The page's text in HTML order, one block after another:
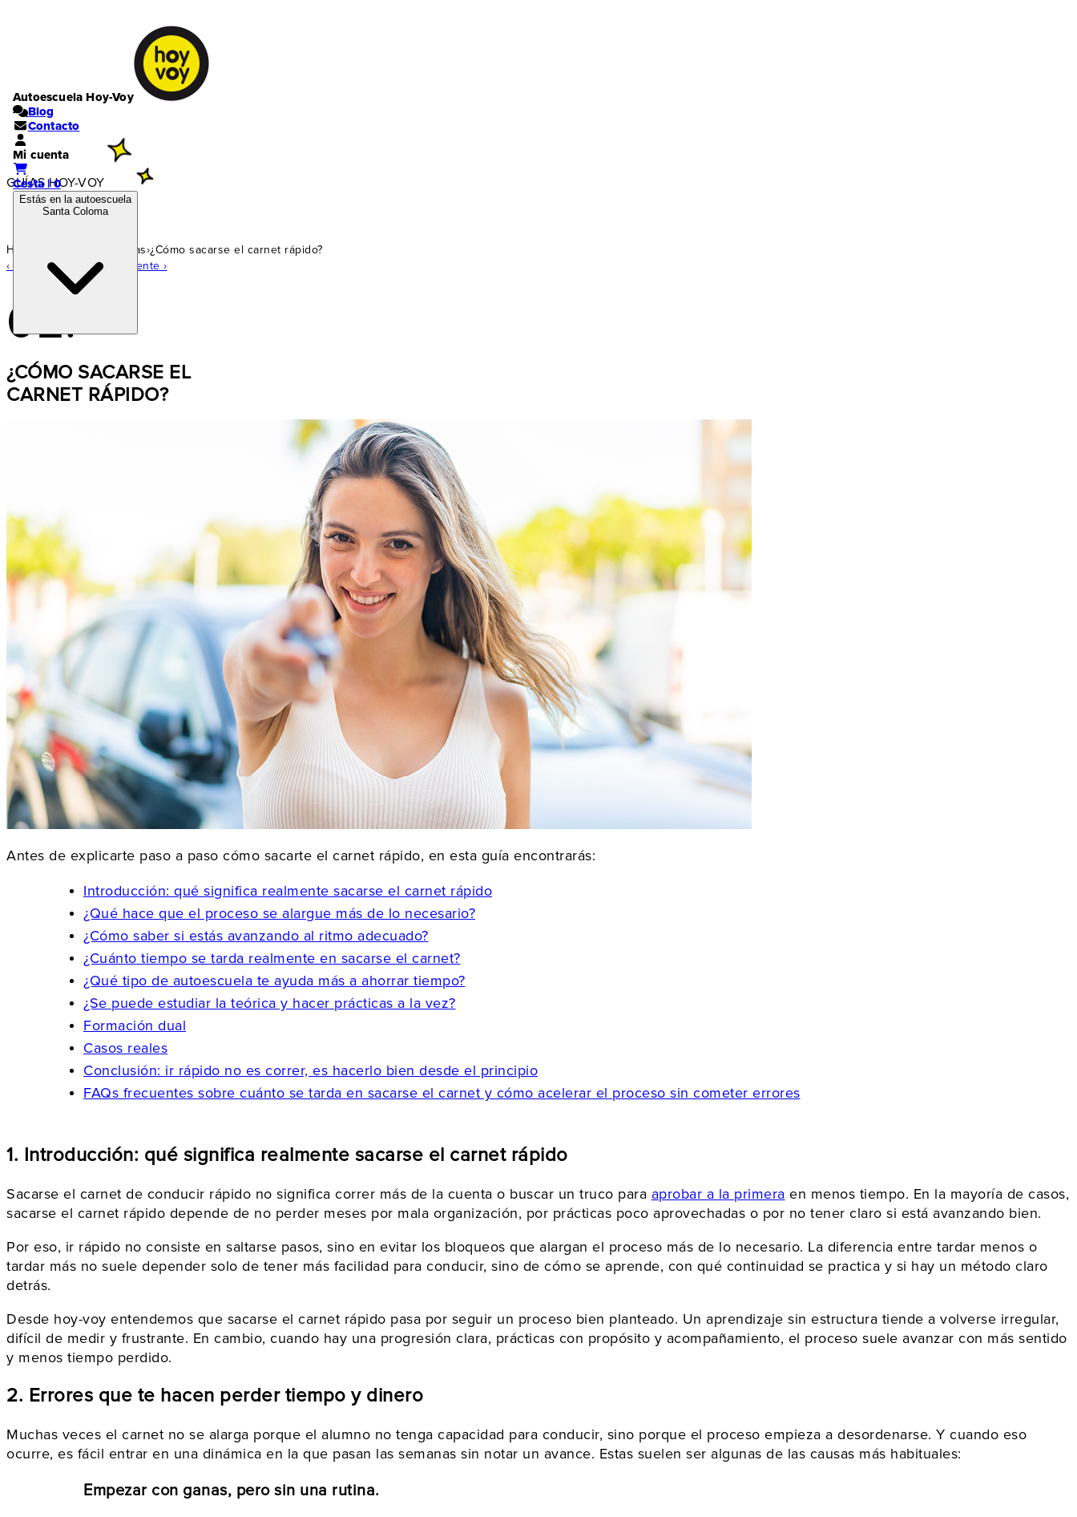
Autoescuela Hoy-Voy
Blog
Contacto
Mi cuenta
Cesta | 0
Estás en la autoescuela
Santa Coloma
GUÍAS HOY-VOY
Home Guías›¿Cómo sacarse el carnet rápido?
‹ Guía anterior
Guía siguiente ›
02.
¿CÓMO SACARSE EL
CARNET RÁPIDO?
Antes de explicarte paso a paso cómo sacarte el carnet rápido, en esta guía encontrarás:
Introducción: qué significa realmente sacarse el carnet rápido
¿Qué hace que el proceso se alargue más de lo necesario?
¿Cómo saber si estás avanzando al ritmo adecuado?
¿Cuánto tiempo se tarda realmente en sacarse el carnet?
¿Qué tipo de autoescuela te ayuda más a ahorrar tiempo?
¿Se puede estudiar la teórica y hacer prácticas a la vez?
Formación dual
Casos reales
Conclusión: ir rápido no es correr, es hacerlo bien desde el principio
FAQs frecuentes sobre cuánto se tarda en sacarse el carnet y cómo acelerar el proceso sin cometer errores
1. Introducción: qué significa realmente sacarse el carnet rápido
Sacarse el carnet de conducir rápido no significa correr más de la cuenta o buscar un truco para aprobar a la primera en menos tiempo. En la mayoría de casos,
sacarse el carnet rápido depende de no perder meses por mala organización, por prácticas poco aprovechadas o por no tener claro si está avanzando bien.
Por eso, ir rápido no consiste en saltarse pasos, sino en evitar los bloqueos que alargan el proceso más de lo necesario. La diferencia entre tardar menos o
tardar más no suele depender solo de tener más facilidad para conducir, sino de cómo se aprende, con qué continuidad se practica y si hay un método claro
detrás.
Desde hoy-voy entendemos que sacarse el carnet rápido pasa por seguir un proceso bien planteado. Un aprendizaje sin estructura tiende a volverse irregular,
difícil de medir y frustrante. En cambio, cuando hay una progresión clara, prácticas con propósito y acompañamiento, el proceso suele avanzar con más sentido
y menos tiempo perdido.
2. Errores que te hacen perder tiempo y dinero
Muchas veces el carnet no se alarga porque el alumno no tenga capacidad para conducir, sino porque el proceso empieza a desordenarse. Y cuando eso
ocurre, es fácil entrar en una dinámica en la que pasan las semanas sin notar un avance. Estas suelen ser algunas de las causas más habituales:
Empezar con ganas, pero sin una rutina.